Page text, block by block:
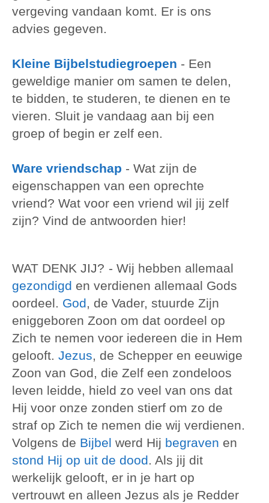
vergeving vandaan komt. Er is ons
advies gegeven.
Kleine Bijbelstudiegroepen - Een
geweldige manier om samen te delen,
te bidden, te studeren, te dienen en te
vieren. Sluit je vandaag aan bij een
groep of begin er zelf een.
Ware vriendschap - Wat zijn de
eigenschappen van een oprechte
vriend? Wat voor een vriend wil jij zelf
zijn? Vind de antwoorden hier!
WAT DENK JIJ? - Wij hebben allemaal
gezondigd en verdienen allemaal Gods
oordeel. God, de Vader, stuurde Zijn
eniggeboren Zoon om dat oordeel op
Zich te nemen voor iedereen die in Hem
gelooft. Jezus, de Schepper en eeuwige
Zoon van God, die Zelf een zondeloos
leven leidde, hield zo veel van ons dat
Hij voor onze zonden stierf om zo de
straf op Zich te nemen die wij verdienen.
Volgens de Bijbel werd Hij begraven en
stond Hij op uit de dood. Als jij dit
werkelijk gelooft, er in je hart op
vertrouwt en alleen Jezus als je Redder